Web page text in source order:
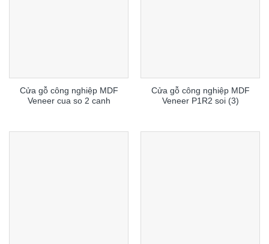
Cửa gỗ công nghiệp MDF
Veneer cua so 2 canh
Cửa gỗ công nghiệp MDF
Veneer P1R2 soi (3)